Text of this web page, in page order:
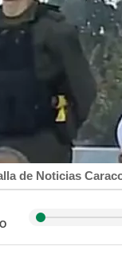
de Noticias